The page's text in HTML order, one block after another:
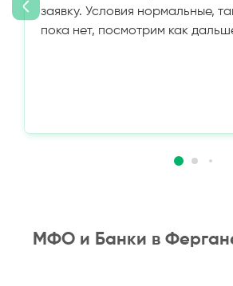
заявку. Условия нормальные,
пока нет, посмотрим как
МФО и Банки в